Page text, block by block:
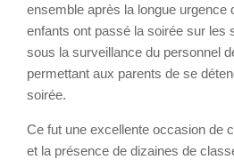
ensemble après la longue urgence
enfants ont passé la soirée sur les
sous la surveillance du personnel
permettant aux parents de se
soirée.
Ce fut une excellente occasion de
et la présence de dizaines de